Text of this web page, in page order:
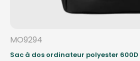
MO9294
Sac à dos ordinateur polyester 600D